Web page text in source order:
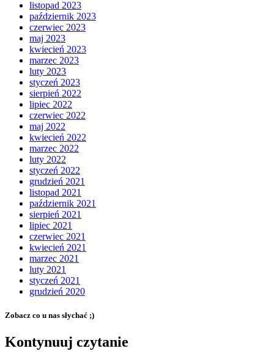
listopad 2023
październik 2023
czerwiec 2023
maj 2023
kwiecień 2023
marzec 2023
luty 2023
styczeń 2023
sierpień 2022
lipiec 2022
czerwiec 2022
maj 2022
kwiecień 2022
marzec 2022
luty 2022
styczeń 2022
grudzień 2021
listopad 2021
październik 2021
sierpień 2021
lipiec 2021
czerwiec 2021
kwiecień 2021
marzec 2021
luty 2021
styczeń 2021
grudzień 2020
Zobacz co u nas słychać ;)
Kontynuuj czytanie